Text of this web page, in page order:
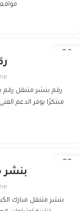
رقم بنشر متنقل رقم
مبتكرًا يوفر الدعم
بنشر
بنشر متنقل مبارك